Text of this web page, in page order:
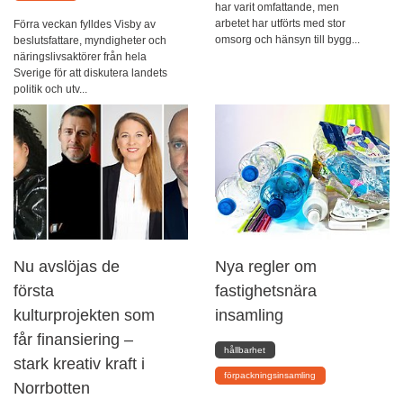
Förra veckan fylldes Visby av
beslutsfattare, myndigheter och
näringslivsaktörer från hela
Sverige för att diskutera landets
politik och utv...
har varit omfattande, men
arbetet har utförts med stor
omsorg och hänsyn till bygg...
Nu avslöjas de
första
kulturprojekten som
får finansiering –
stark kreativ kraft i
Norrbotten
Nya regler om
fastighetsnära
insamling
hållbarhet
förpackningsinsamling